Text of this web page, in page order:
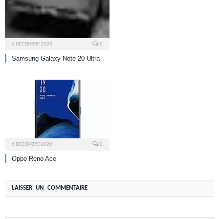
6 DÉCEMBRE 2020 0
Samsung Galaxy Note 20 Ultra
6 DÉCEMBRE 2020 0
Oppo Reno Ace
LAISSER UN COMMENTAIRE